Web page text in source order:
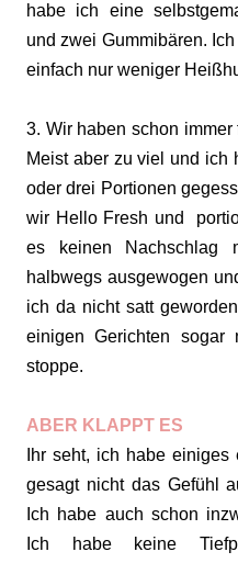
habe ich eine
und zwei Gummibären.
einfach nur weniger
3. Wir haben schon
Meist aber zu viel und ich
oder drei Portionen
wir Hello Fresh und
es keinen Nachschlag
halbwegs ausgewogen
ich da nicht satt
einigen Gerichten
stoppe.
ABER KLAPPT ES
Ihr seht, ich habe
gesagt nicht das Gefühl
Ich habe auch schon
Ich habe keine